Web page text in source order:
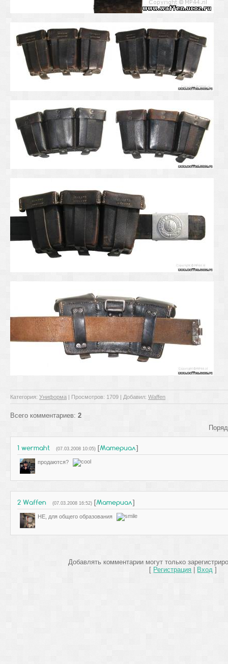
Категория: Униформа | Просмотров: 1709 | Добавил: Waffen
Всего комментариев: 2
1 wermaht (07.03.2008 10:05) [Материал]
продаются?
2 Waffen (07.03.2008 16:52) [Материал]
НЕ, для общего образования
Добавлять комментарии могут только
[ Регистрация Вход ]